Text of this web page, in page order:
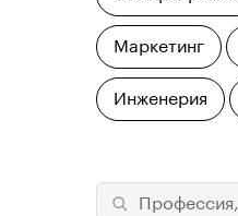
Маркетинг
Инженерия